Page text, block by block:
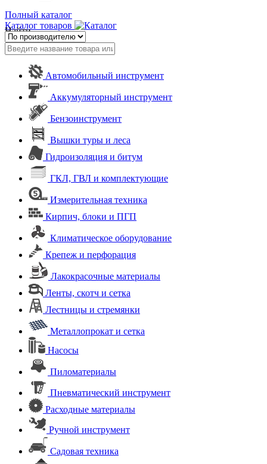
Полный каталог
Каталог товаров
Найти
Автомобильный инструмент
Аккумуляторный инструмент
Бензоинструмент
Вышки туры и леса
Гидроизоляция и битум
ГКЛ, ГВЛ и комплектующие
Измерительная техника
Кирпич, блоки и ПГП
Климатическое оборудование
Крепеж и перфорация
Лакокрасочные материалы
Ленты, скотч и сетка
Лестницы и стремянки
Металлопрокат и сетка
Насосы
Пиломатериалы
Пневматический инструмент
Расходные материалы
Ручной инструмент
Садовая техника